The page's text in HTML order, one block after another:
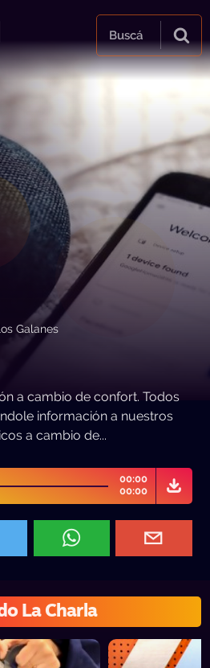
Buscá
Galanes
a cambio de confort. Todos
información a nuestros
a cambio de...
00:00
00:00
La Charla